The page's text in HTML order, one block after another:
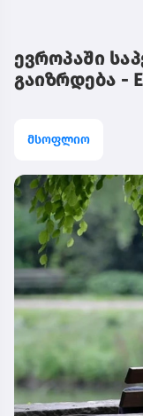
ევროპაში
გაიზრდება -
მსოფლიო